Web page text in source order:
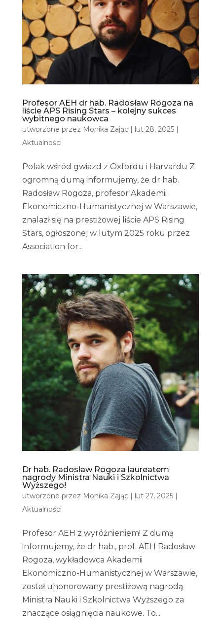
Profesor AEH dr hab. Radosław Rogoza na
liście APS Rising Stars – kolejny sukces
wybitnego naukowca
utworzone przez Monika Zając| lut 28, 2025|
Aktualności
Polak wśród gwiazd z Oxfordu i Harvardu Z
ogromną dumą informujemy, że dr hab.
Radosław Rogoza, profesor Akademii
Ekonomiczno-Humanistycznej w Warszawie,
znalazł się na prestiżowej liście APS Rising
Stars, ogłoszonej w lutym 2025 roku przez
Association for...
Dr hab. Radosław Rogoza laureatem
nagrody Ministra Nauki i Szkolnictwa
Wyższego!
utworzone przez Monika Zając| lut 27, 2025|
Aktualności
Profesor AEH z wyróżnieniem! Z dumą
informujemy, że dr hab., prof. AEH Radosław
Rogoza, wykładowca Akademii
Ekonomiczno-Humanistycznej w Warszawie,
został uhonorowany prestiżową nagrodą
Ministra Nauki i Szkolnictwa Wyższego za
znaczące osiągnięcia naukowe. To...